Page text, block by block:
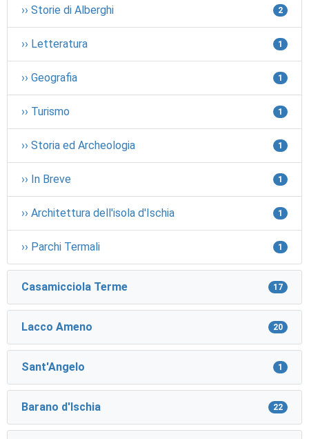
›› Storie di Alberghi 2
›› Letteratura 1
›› Geografia 1
›› Turismo 1
›› Storia ed Archeologia 1
›› In Breve 1
›› Architettura dell'isola d'Ischia 1
›› Parchi Termali 1
Casamicciola Terme 17
Lacco Ameno 20
Sant'Angelo 1
Barano d'Ischia 22